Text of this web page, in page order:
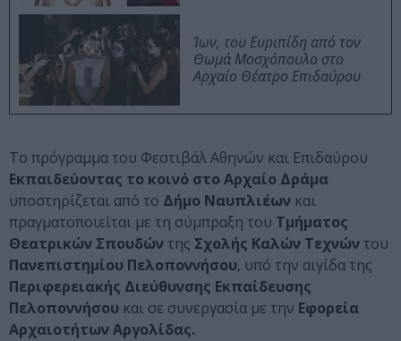
Ίων, του Ευριπίδη από τον
Θωμά Μοσχόπουλο στο
Αρχαίο Θέατρο Επιδαύρου
Το πρόγραμμα του Φεστιβάλ Αθηνών και Επιδαύρου
Εκπαιδεύοντας το κοινό στο Αρχαίο Δράμα
υποστηρίζεται από το Δήμο Ναυπλιέων και
πραγματοποιείται με τη σύμπραξη του Τμήματος
Θεατρικών Σπουδών της Σχολής Καλών Τεχνών του
Πανεπιστημίου Πελοποννήσου, υπό την αιγίδα της
Περιφερειακής Διεύθυνσης Εκπαίδευσης
Πελοποννήσου και σε συνεργασία με την Εφορεία
Αρχαιοτήτων Αργολίδας.